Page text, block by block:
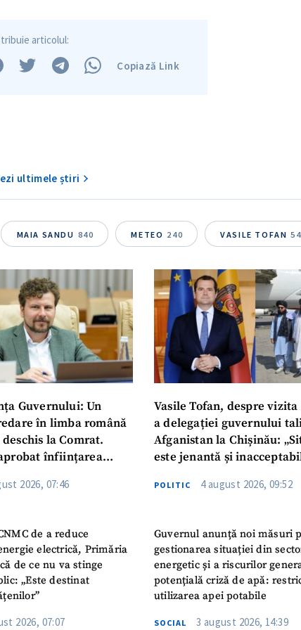
articolul:
Copiază Link
ultimele știri
MAIA SANDU 840 METEO 240 VASILE TOFAN 54
Guvernului: Un
în limba română
la Comrat.
înființarea
Erdogan”
2026, 07:46
de a reduce
electrică, Primăria
de ce nu va stinge
„Este destinat
2026, 07:07
Vasile Tofan, despre vizita
a delegației guvernului
Afganistan la Chișinău:
este jenantă și
POLITIC 4 august 2026, 09:52
Guvernul anunță noi măsuri
gestionarea situației din
energetic și a riscurilor
potențială criză de apă:
utilizarea apei potabile
SOCIAL 3 august 2026, 14:39